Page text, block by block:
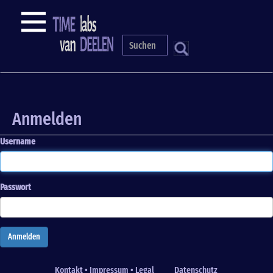
S
tabs
Anmelden Passwort zurücksetzen
NAVIGATION
Anmelden
Username
Passwort
Anmelden
Kontakt • Impressum • Legal Datenschutz